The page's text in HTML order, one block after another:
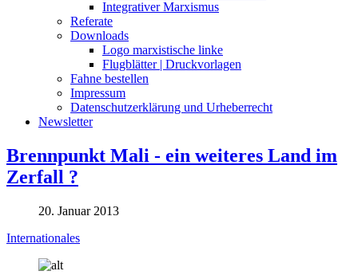
Integrativer Marxismus
Referate
Downloads
Logo marxistische linke
Flugblätter | Druckvorlagen
Fahne bestellen
Impressum
Datenschutzerklärung und Urheberrecht
Newsletter
Brennpunkt Mali - ein weiteres Land im
Zerfall ?
20. Januar 2013
Internationales